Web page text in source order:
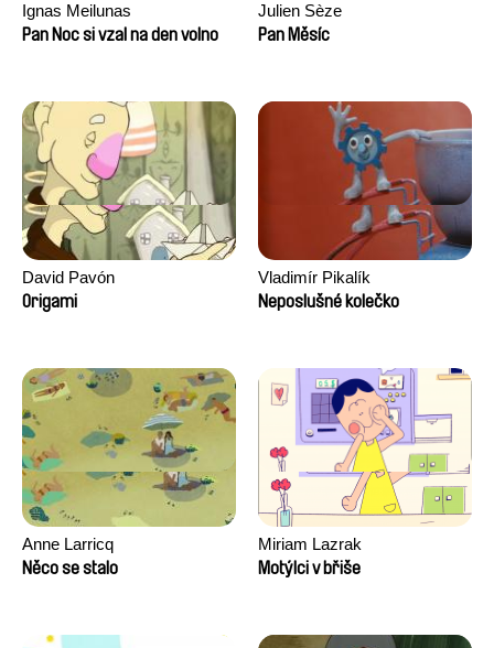
Ignas Meilunas
Pan Noc si vzal na den volno
Julien Sèze
Pan Měsíc
David Pavón
Origami
Vladimír Pikalík
Neposlušné kolečko
Anne Larricq
Něco se stalo
Miriam Lazrak
Motýlci v břiše